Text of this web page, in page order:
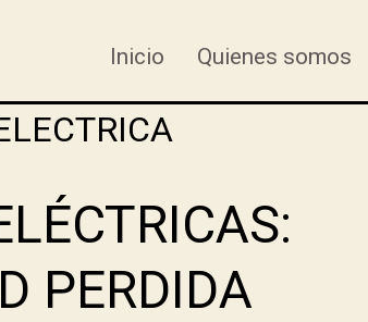
Inicio Quienes somos
PERDIDA